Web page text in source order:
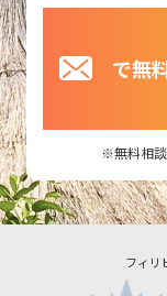
で無
無料相
フィリ